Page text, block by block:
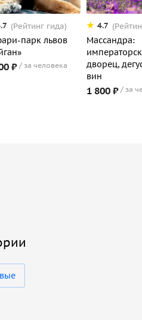
(Рейтинг гида)
парк львов
₽ за человека
4.7
Массандра:
дворец,
вин
1 800 ₽ за